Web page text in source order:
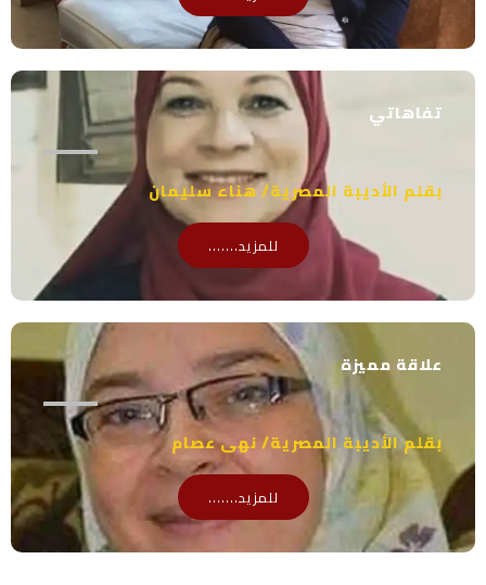
تفاهاتي
بقلم الأديبة المصرية/ هناء سليمان
للمزيد.......
علاقة مميزة
بقلم الأديبة المصرية/ نهى عصام
للمزيد.......